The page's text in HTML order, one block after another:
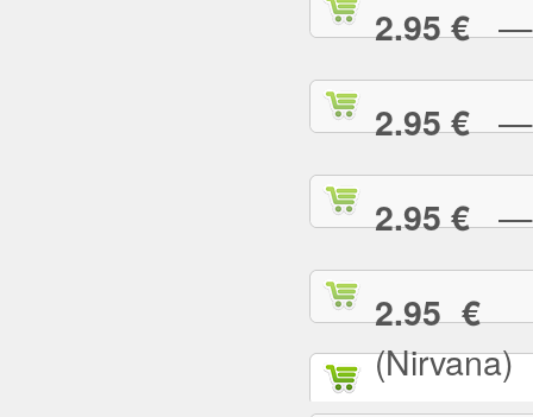
2.95 €—
2.95 €—
2.95 €—
2.95 €—
(Nirvana)